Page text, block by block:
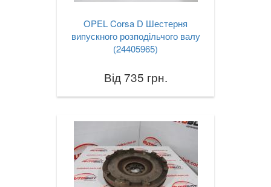
OPEL Corsa D Шестерня
випускного розподільчого валу
(24405965)
Від 735 грн.